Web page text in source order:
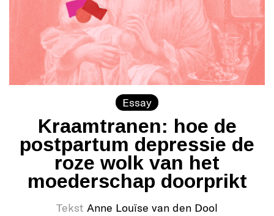
Essay
Kraamtranen: hoe de
postpartum depressie de
roze wolk van het
moederschap doorprikt
Tekst Anne Louïse van den Dool